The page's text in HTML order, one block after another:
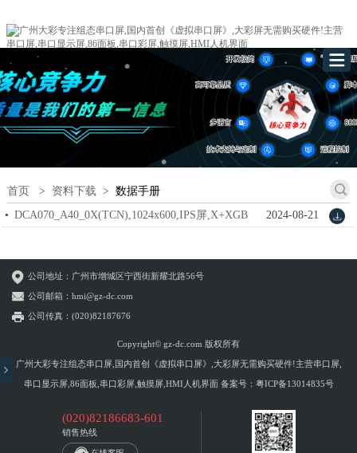
首页 > 资料下载> 数据手册
2024-08-21
DCA070_A40_0X(TCN),1024x600,IPS屏,X+XGB
公司地址：广州市增城区宁西街新耀北路56号
公司邮箱：hmi@gz-dc.com
公司传真：(020)82187676
Copyright© gz-dc.com 版权所有
广州大彩专注组态串口屏,国内首创《虚拟串口屏》,大彩屏无需购买硬件!主营串口屏,
串口显示屏,86面板,串口彩屏,触摸屏,HMI人机界面 备案号： 粤ICP备13014835号
(020)82186683-601
销售热线